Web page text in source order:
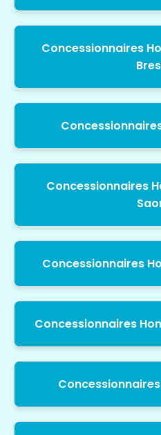
Concessionnaires
Concessionnaires
Concessionnaires
Concessionnaires